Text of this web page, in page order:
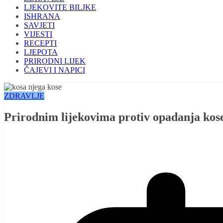
LJEKOVITE BILJKE
ISHRANA
SAVJETI
VIJESTI
RECEPTI
LJEPOTA
PRIRODNI LIJEK
ČAJEVI I NAPICI
ZDRAVLJE
Prirodnim lijekovima protiv opadanja